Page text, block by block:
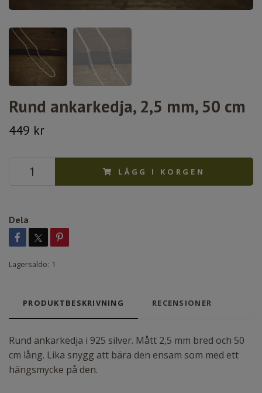
Rund ankarkedja, 2,5 mm, 50 cm
449 kr
LÄGG I KORGEN
Dela
Lagersaldo: 1
PRODUKTBESKRIVNING RECENSIONER
Rund ankarkedja i 925 silver. Mått 2,5 mm bred och 50
cm lång. Lika snygg att bära den ensam som med ett
hängsmycke på den.